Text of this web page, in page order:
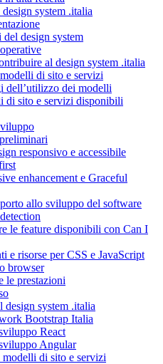
system .italia
design system
al design system .italia
di sito e servizi
dell’utilizzo dei modelli
di sito e servizi disponibili
responsivo e accessibile
enhancement e Graceful
allo sviluppo del software
le feature disponibili con Can I
e risorse per CSS e JavaScript
browser
le prestazioni
system .italia
Bootstrap Italia
React
Angular
di sito e servizi